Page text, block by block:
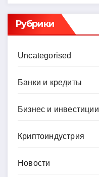
Рубрики
Uncategorised
Банки и кредиты
Бизнес и инвестиции
Криптоиндустрия
Новости